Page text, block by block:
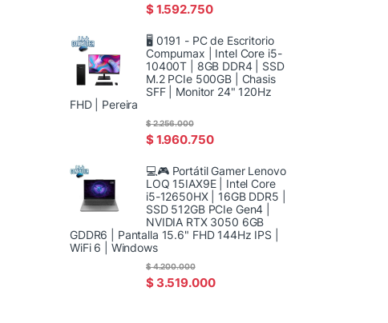
$1.592.750
🖥️ 0191 - PC de Escritorio
Compumax | Intel Core i5-
10400T | 8GB DDR4 | SSD
M.2 PCIe 500GB | Chasis
SFF | Monitor 24" 120Hz
FHD | Pereira
$1.960.750
$2.256.000
💻🎮 Portátil Gamer Lenovo
LOQ 15IAX9E | Intel Core
i5-12650HX | 16GB DDR5 |
SSD 512GB PCIe Gen4 |
NVIDIA RTX 3050 6GB
GDDR6 | Pantalla 15.6" FHD 144Hz IPS |
WiFi 6 | Windows
$3.519.000
$4.200.000